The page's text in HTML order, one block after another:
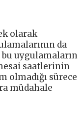
olarak
da
uygulamaların
saatlerinin
olmadığı sürece
müdahale